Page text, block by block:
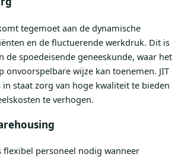
tegemoet aan de dynamische
en de fluctuerende werkdruk. Dit is
de spoedeisende geneeskunde, waar het
onvoorspelbare wijze kan toenemen. JIT
staat zorg van hoge kwaliteit te bieden
te verhogen.
flexibel personeel nodig wanneer